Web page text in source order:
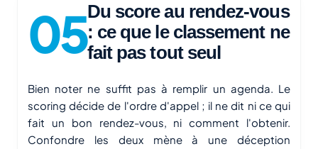
Du score au rendez-vous
: ce que le classement ne
fait pas tout seul
Bien noter ne suffit pas à remplir un agenda. Le
scoring décide de l'ordre d'appel ; il ne dit ni ce qui
fait un bon rendez-vous, ni comment l'obtenir.
Confondre les deux mène à une déception